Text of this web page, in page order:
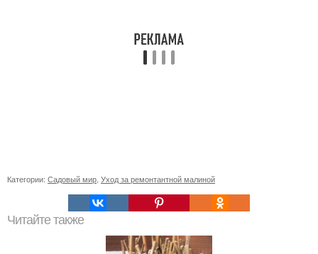
Категории: Садовый мир Уход за ремонтантной малиной
Читайте также